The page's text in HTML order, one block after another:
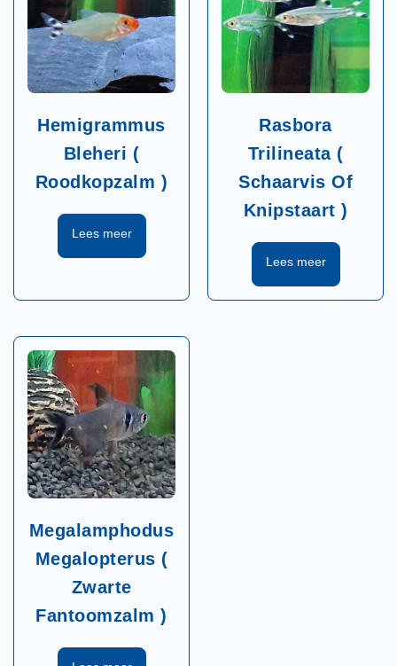
Hemigrammus
Bleheri (
Roodkopzalm )
Rasbora
Trilineata (
Schaarvis Of
Knipstaart )
Megalamphodus
Megalopterus (
Zwarte
Fantoomzalm )